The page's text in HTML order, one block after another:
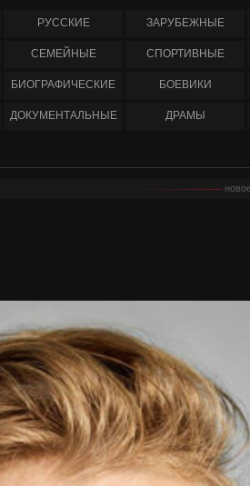
РУССКИЕ ЗАРУБЕЖНЫЕ
СЕМЕЙНЫЕ СПОРТИВНЫЕ
БИОГРАФИЧЕСКИЕ БОЕВИКИ
ДОКУМЕНТАЛЬНЫЕ ДРАМЫ